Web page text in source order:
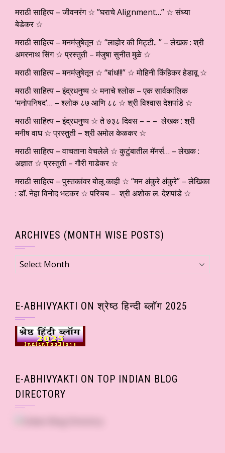
मराठी साहित्य – जीवनरंग ☆ ”घराचे Alignment…” ☆ संध्या
बेडेकर ☆
मराठी साहित्य – मनमंजुषेतून ☆ “लाहोर की मिट्टी.. ” – लेखक : श्री
अमरनाथ सिंग ☆ प्रस्तुती – मंजुषा सुनीत मुळे ☆
मराठी साहित्य – मनमंजुषेतून ☆ “बांध!!!” ☆ मोहिनी किंहिकर हेडावू ☆
मराठी साहित्य – इंद्रधनुष्य ☆ मनाचे श्लोक – एक सार्वकालिक
‘मनोपनिषद’… – श्लोक ८७ आणि ८८ ☆ श्री विश्वास देशपांडे ☆
मराठी साहित्य – इंद्रधनुष्य ☆ ते ७३८ दिवस – – – लेखक : श्री
मनीष वाघ ☆ प्रस्तुती – श्री अमोल केळकर ☆
मराठी साहित्य – वाचताना वेचलेले ☆ कुटुंबातील मॅनर्स… – लेखक :
अज्ञात ☆ प्रस्तुती – गौरी गाडेकर ☆
मराठी साहित्य – पुस्तकांवर बोलू काही ☆ “मन अंकुरे अंकुरे” – लेखिका
: डॉ. नेहा विनोद भटकर ☆ परिचय – श्री अशोक ल. देशपांडे ☆
ARCHIVES (MONTH WISE POSTS)
Archives
(Month
E-ABHIVYAKTI ON श्रेष्ठ हिन्दी ब्लॉग 2025
E-ABHIVYAKTI ON TOP INDIAN BLOG
DIRECTORY